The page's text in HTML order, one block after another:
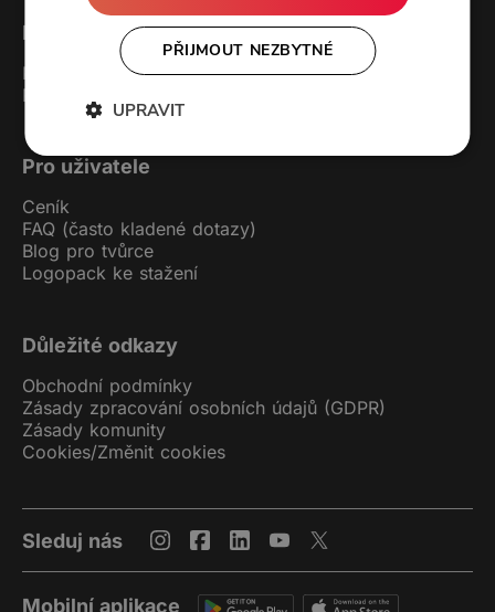
Forendors
Kontakt
Podcast studio
Pro uživatele
Ceník
FAQ (často kladené dotazy)
Blog pro tvůrce
Logopack ke stažení
Důležité odkazy
Obchodní podmínky
Zásady zpracování osobních údajů (GDPR)
Zásady komunity
Cookies/Změnit cookies
Sleduj nás
Mobilní aplikace
PŘIJMOUT NEZBYTNÉ
UPRAVIT